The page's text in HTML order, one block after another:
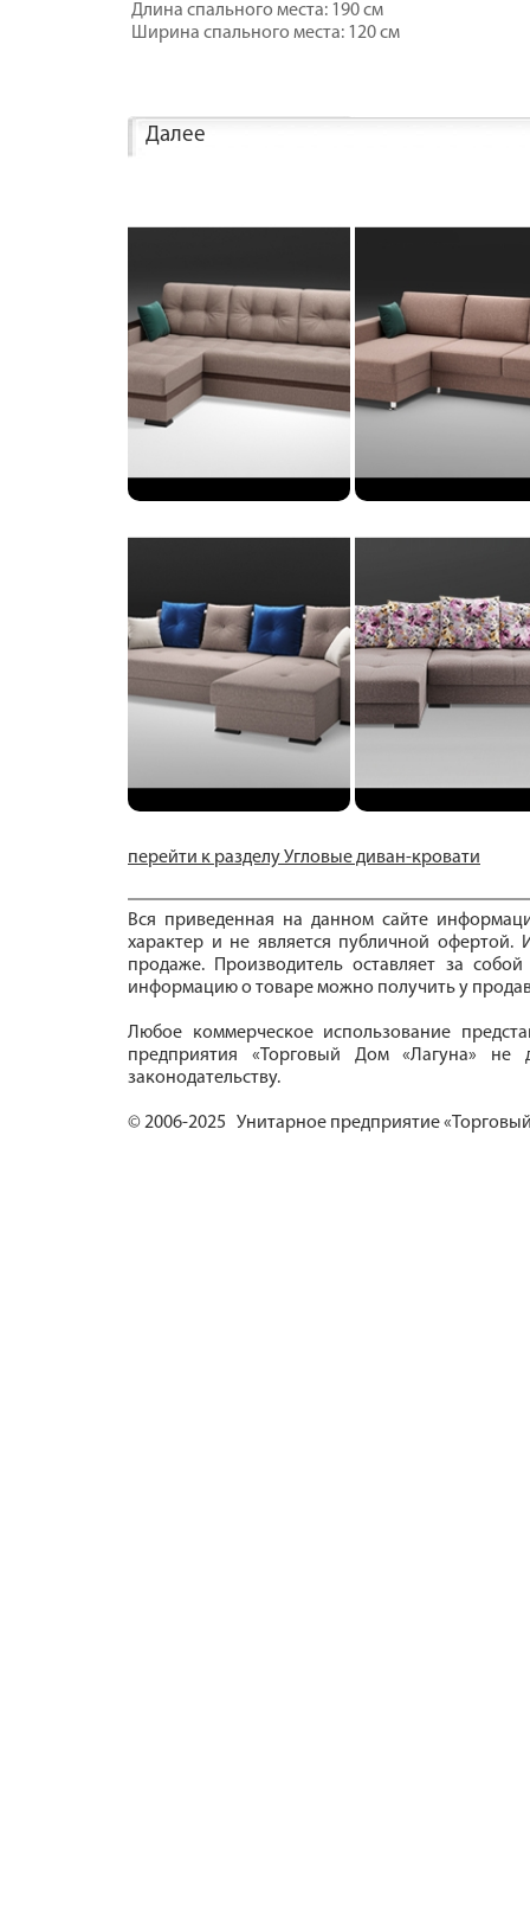
Длина спального места: 190 см
Ширина спального места: 120 см
Далее
перейти к разделу Угловые диван-кровати
Вся приведенная на данном сайте
характер и не является публичной офертой.
продаже. Производитель оставляет за
информацию о товаре можно получить у
Любое коммерческое использование
предприятия «Торговый Дом «Лагуна» не
законодательству.
© 2006-2025 Унитарное предприятие